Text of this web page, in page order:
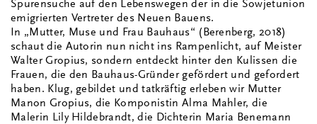
Spurensuche auf den Lebenswegen der in die Sowjetunion
emigrierten Vertreter des Neuen Bauens.
In „Mutter, Muse und Frau Bauhaus“ (Berenberg, 2018)
schaut die Autorin nun nicht ins Rampenlicht, auf Meister
Walter Gropius, sondern entdeckt hinter den Kulissen die
Frauen, die den Bauhaus-Gründer gefördert und gefordert
haben. Klug, gebildet und tatkräftig erleben wir Mutter
Manon Gropius, die Komponistin Alma Mahler, die
Malerin Lily Hildebrandt, die Dichterin Maria Benemann